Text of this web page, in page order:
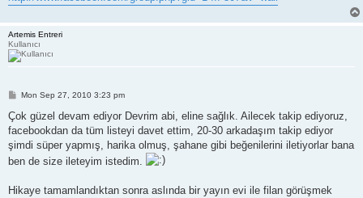
Artemis Entreri
Kullanıcı
P
s
Mon Sep 27, 2010 3:23 pm
Çok güzel devam ediyor Devrim abi, eline sağlık. Ailecek takip ediyoruz,
facebookdan da tüm listeyi davet ettim, 20-30 arkadaşım takip ediyor
şimdi süper yapmış, harika olmuş, şahane gibi beğenilerini iletiyorlar bana
ben de size ileteyim istedim.
Hikaye tamamlandıktan sonra aslında bir yayın evi ile filan görüşmek